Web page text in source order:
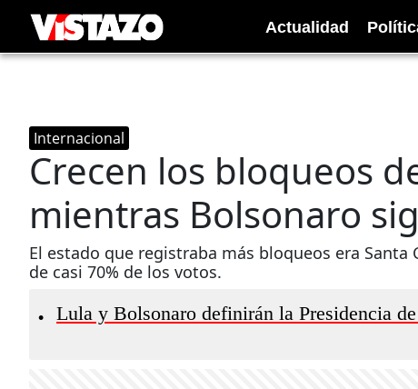
Actualidad
Internacional
Crecen los bloqueos
mientras Bolsonaro
El estado que registraba más bloqueos era
de casi 70% de los votos.
• Lula y Bolsonaro definirán la Presidencia